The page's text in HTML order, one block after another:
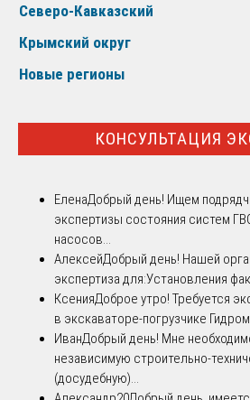
Северо-Кавказский
Крымский округ
Новые регионы
КОНСУЛЬТАЦИЯ
ЕленаДобрый день! Ищем
экспертизы состояния систем
насосов...
АлексейДобрый день! Нашей
экспертиза для:Установления
КсенияДоброе утро! Требуется
в экскаваторе-погрузчике
ИванДобрый день! Мне
независимую строительно-
(досудебную)...